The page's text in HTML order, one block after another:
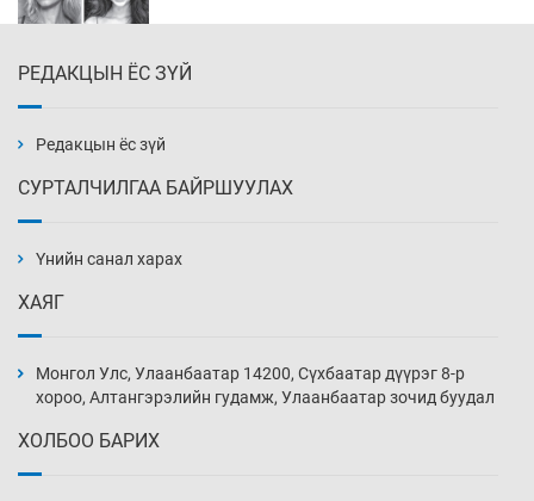
Өчигдөр 14 цаг 00 мин
нэмэгджээ
Өчигдөр 13 цаг 30 мин
РЕДАКЦЫН ЁС ЗҮЙ
Редакцын ёс зүй
СУРТАЛЧИЛГАА БАЙРШУУЛАХ
Үнийн санал харах
ХАЯГ
Монгол Улс, Улаанбаатар 14200, Сүхбаатар дүүрэг 8-р
хороо, Алтангэрэлийн гудамж, Улаанбаатар зочид буудал
ХОЛБОО БАРИХ